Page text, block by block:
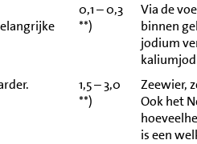
0,1 – 0,3
**)
Via de
binnen
jodium
1,5 – 3,0
**)
Zeewier,
Ook het
is een